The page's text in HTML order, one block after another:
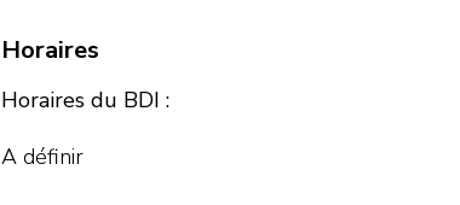
Horaires
Horaires du BDI :
A définir